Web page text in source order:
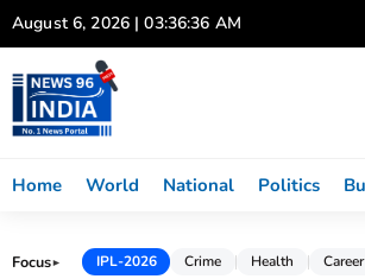
Skip
to
content
August 6, 2026 | 03:36:36 AM
Home World National Politics
Focus► IPL-2026 Crime Health Career